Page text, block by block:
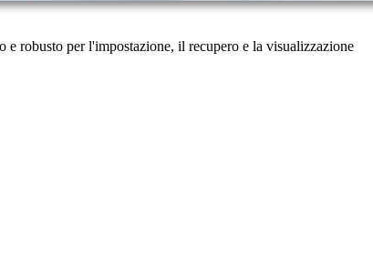
robusto per l'impostazione, il recupero e la visualizzazione